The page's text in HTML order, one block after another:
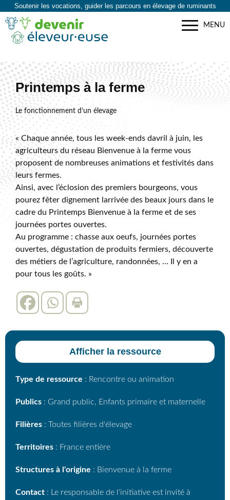
Soutenir les vocations, guider les parcours en élevage de ruminants
MENU
Printemps à la ferme
Le fonctionnement d’un élevage
« Chaque année, tous les week-ends davril à juin, les
agriculteurs du réseau Bienvenue à la ferme vous
proposent de nombreuses animations et festivités dans
leurs fermes.
Ainsi, avec l’éclosion des premiers bourgeons, vous
pourez fêter dignement larrivée des beaux jours dans le
cadre du Printemps Bienvenue à la ferme et de ses
journées portes ouvertes.
Au programme : chasse aux oeufs, journées portes
ouvertes, dégustation de produits fermiers, découverte
des métiers de l’agriculture, randonnées, … Il y en a
pour tous les goûts. »
Afficher la ressource
Type de ressource : Rencontre ou animation
Publics : Grand public, Enfants primaire et maternelle
Filières : Toutes filières d'élevage
Territoires : France entière
Structures à l'origine : Bienvenue à la ferme
Contact : Le responsable de l'initiative est invité à